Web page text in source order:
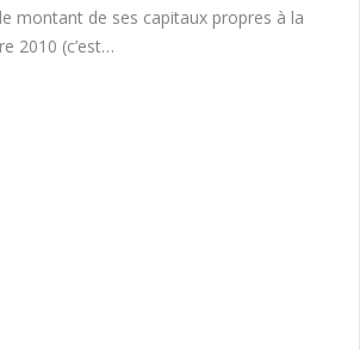
montant de ses capitaux propres à la
2010 (c’est…